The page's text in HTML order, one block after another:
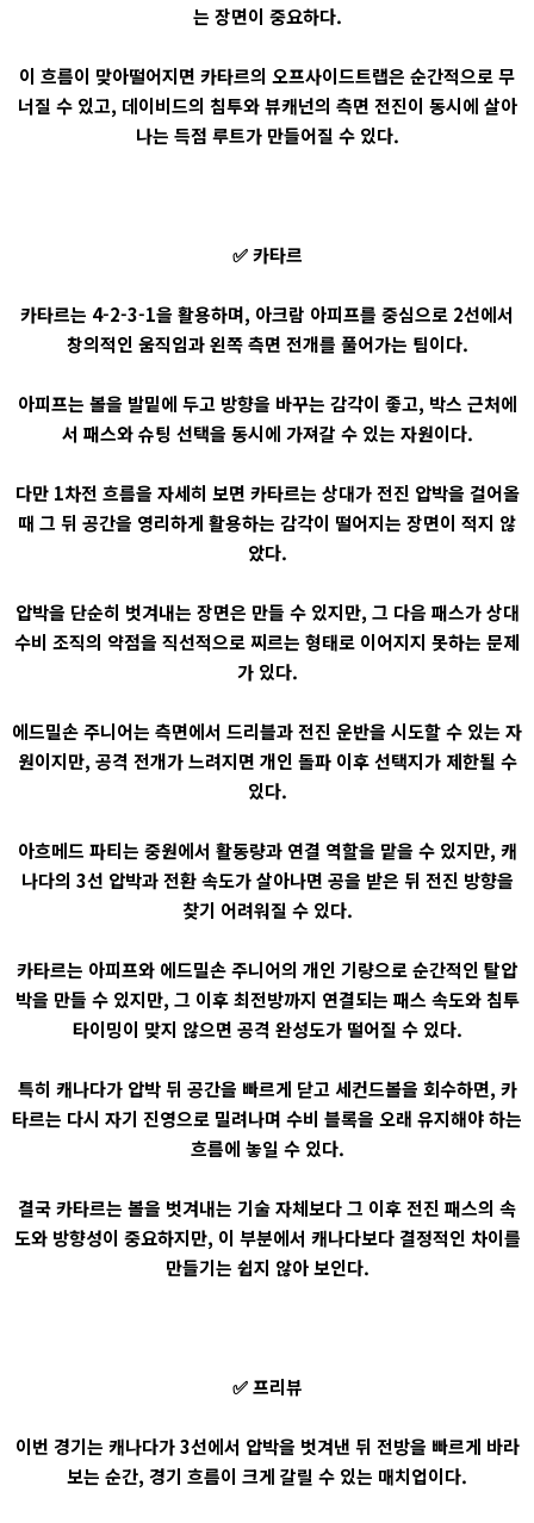
는 장면이 중요하다.
이 흐름이 맞아떨어지면 카타르의 오프사이드트랩은 순간적으로 무
너질 수 있고, 데이비드의 침투와 뷰캐넌의 측면 전진이 동시에 살아
나는 득점 루트가 만들어질 수 있다.
✅ 카타르
카타르는 4-2-3-1을 활용하며, 아크람 아피프를 중심으로 2선에서
창의적인 움직임과 왼쪽 측면 전개를 풀어가는 팀이다.
아피프는 볼을 발밑에 두고 방향을 바꾸는 감각이 좋고, 박스 근처에
서 패스와 슈팅 선택을 동시에 가져갈 수 있는 자원이다.
다만 1차전 흐름을 자세히 보면 카타르는 상대가 전진 압박을 걸어올
때 그 뒤 공간을 영리하게 활용하는 감각이 떨어지는 장면이 적지 않
았다.
압박을 단순히 벗겨내는 장면은 만들 수 있지만, 그 다음 패스가 상대
수비 조직의 약점을 직선적으로 찌르는 형태로 이어지지 못하는 문제
가 있다.
에드밀손 주니어는 측면에서 드리블과 전진 운반을 시도할 수 있는 자
원이지만, 공격 전개가 느려지면 개인 돌파 이후 선택지가 제한될 수
있다.
아흐메드 파티는 중원에서 활동량과 연결 역할을 맡을 수 있지만, 캐
나다의 3선 압박과 전환 속도가 살아나면 공을 받은 뒤 전진 방향을
찾기 어려워질 수 있다.
카타르는 아피프와 에드밀손 주니어의 개인 기량으로 순간적인 탈압
박을 만들 수 있지만, 그 이후 최전방까지 연결되는 패스 속도와 침투
타이밍이 맞지 않으면 공격 완성도가 떨어질 수 있다.
특히 캐나다가 압박 뒤 공간을 빠르게 닫고 세컨드볼을 회수하면, 카
타르는 다시 자기 진영으로 밀려나며 수비 블록을 오래 유지해야 하는
흐름에 놓일 수 있다.
결국 카타르는 볼을 벗겨내는 기술 자체보다 그 이후 전진 패스의 속
도와 방향성이 중요하지만, 이 부분에서 캐나다보다 결정적인 차이를
만들기는 쉽지 않아 보인다.
✅ 프리뷰
이번 경기는 캐나다가 3선에서 압박을 벗겨낸 뒤 전방을 빠르게 바라
보는 순간, 경기 흐름이 크게 갈릴 수 있는 매치업이다.